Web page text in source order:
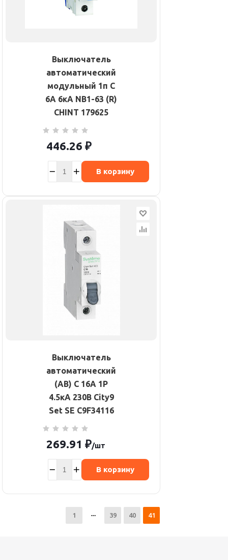
Выключатель
автоматический
модульный 1п C
6А 6кА NB1-63 (R)
CHINT 179625
446.26 ₽
В корзину
Выключатель
автоматический
(АВ) С 16А 1P
4.5кА 230В City9
Set SE C9F34116
269.91 ₽/шт
В корзину
1 39 40 41